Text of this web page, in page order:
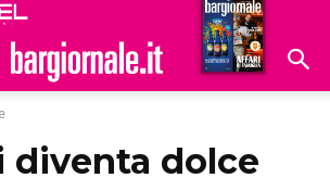
Hoteldomani
diventa dolce